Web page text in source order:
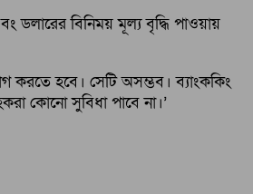
ডলারের বিনিময় মূল্য বৃদ্ধি পাওয়ায়
করতে হবে। সেটি অসম্ভব। ব্যাংককিং
কোনো সুবিধা পাবে না।’